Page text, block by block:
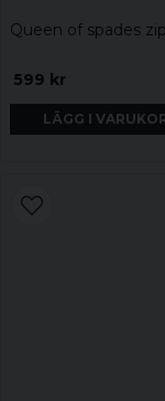
Queen of spades
599 kr
LÄGG I